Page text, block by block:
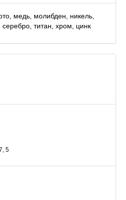
медь, молибден, никель,
титан, хром, цинк
5